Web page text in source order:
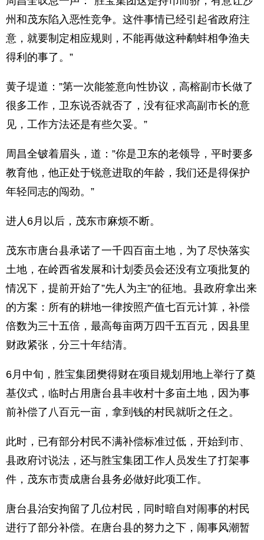
州和茂东陷入恶性竞争。这件事情已经引起省政府注
意，就要制定相应规则，不能再做这种鹬蚌相争渔夫
得利的事了。”
黄子堤道：”第一次能签意向性协议，高榕副市长做了
很多工作，卫东说否就否了，没有征求高副市长的意
见，工作方法还是有些欠妥。”
周昌全铍着眉头，道：”你是卫东的老领导，平时要多
教育他，他正处于锐意进取的年龄，我们还是得保护
年轻同志的闯劲。”
进人6月以后，茂东市麻烦不断。
茂东市唐台县承诺了一千四百亩土地，为了尽快落实
土地，在岭西省发展和计划委员会还没有立项批复的
情况下，提前开始了”先人为主”的征地。县政府拿出来
的方案：所有的耕地一律按照产值七百元计算，补偿
倍数为三十五倍，最高每亩两万四千五百元，因县里
财政紧张，分三十年结清。
6月中旬，胜宝集团樊得财在项目规划用地上举行了奠
基仪式，临时占用唐台县丰收村十多亩土地，因为事
前补偿了八百元一亩，拿到钱的村民就听之任之。
此时，已有部分村民不满补偿标准过低，开始到市、
县政府讨说法，还与胜宝集团工作人员发生了打架事
件，茂东市责成唐台县务必做好此项工作。
唐台县治安拘留了几位村民，同时暗自对闹事的村民
进行了部分补偿。在唐台县的努力之下，闹事风潮暂